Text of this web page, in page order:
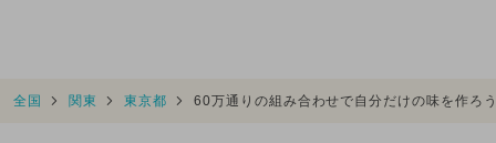
全国 関東 東京都 60万通りの組み合わせで自分だけの味を作ろ